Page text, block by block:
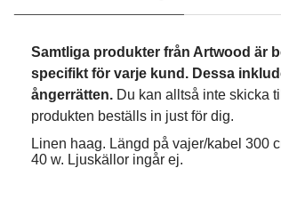
Samtliga produkter från Artwood är
specifikt för varje kund. Dessa
ångerrätten. Du kan alltså inte skicka
produkten beställs in just för dig.
Linen haag. Längd på vajer/kabel 300
40 w. Ljuskällor ingår ej.